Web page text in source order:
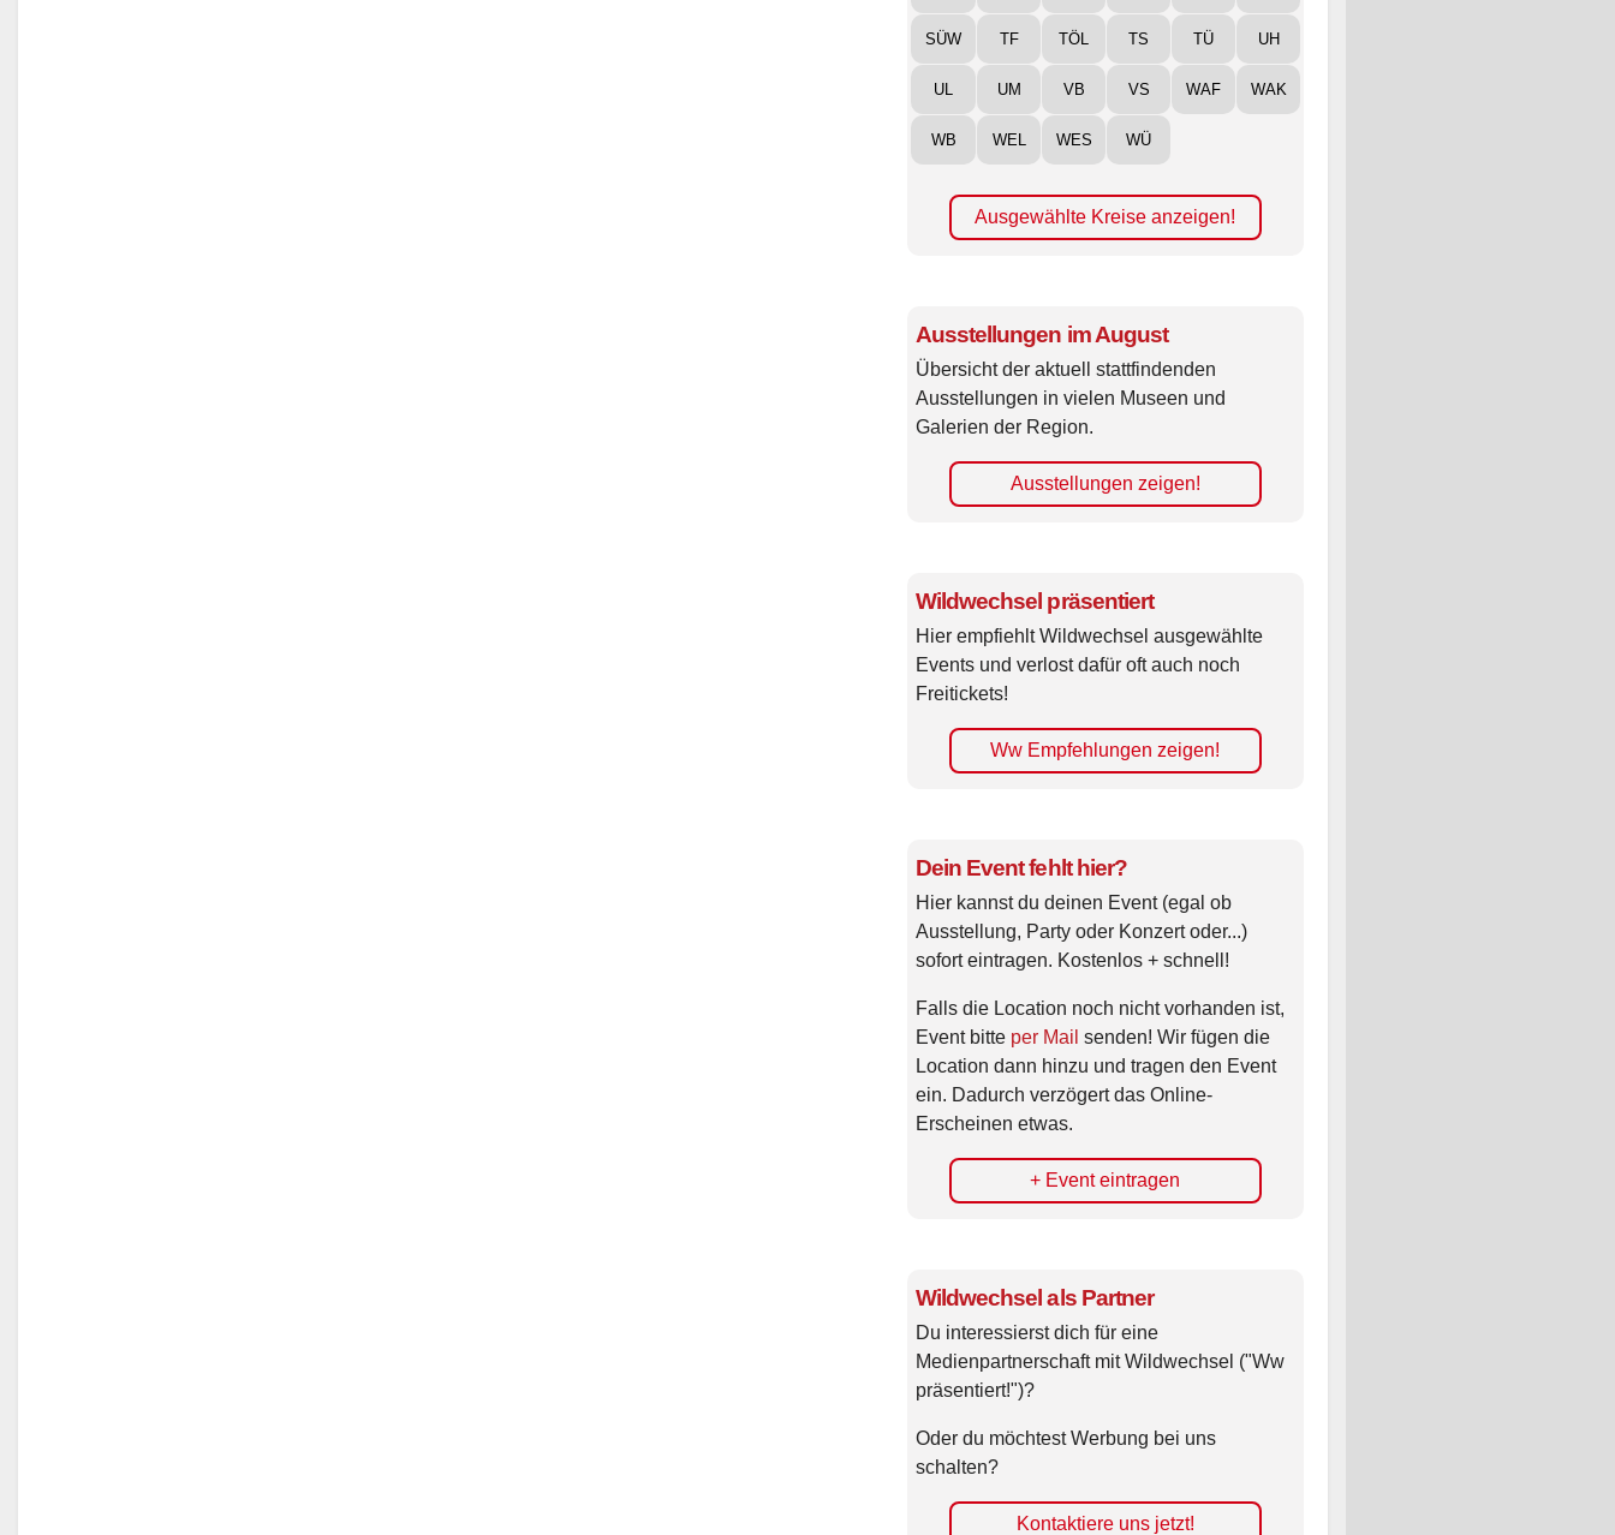
SÜW TF TÖL TS TÜ UH
UL UM VB VS WAF WAK
WB WEL WES WÜ
Ausgewählte Kreise anzeigen!
Ausstellungen im August
Übersicht der aktuell stattfindenden
Ausstellungen in vielen Museen und
Galerien der Region.
Ausstellungen zeigen!
Wildwechsel präsentiert
Hier empfiehlt Wildwechsel ausgewählte
Events und verlost dafür oft auch noch
Freitickets!
Ww Empfehlungen zeigen!
Dein Event fehlt hier?
Hier kannst du deinen Event (egal ob
Ausstellung, Party oder Konzert oder...)
sofort eintragen. Kostenlos + schnell!
Falls die Location noch nicht vorhanden ist,
Event bitte per Mail senden! Wir fügen die
Location dann hinzu und tragen den Event
ein. Dadurch verzögert das Online-
Erscheinen etwas.
+ Event eintragen
Wildwechsel als Partner
Du interessierst dich für eine
Medienpartnerschaft mit Wildwechsel ("Ww
präsentiert!")?
Oder du möchtest Werbung bei uns
schalten?
Kontaktiere uns jetzt!